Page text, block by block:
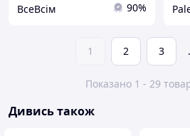
ВсеВсім 90%
1 2 3
Показано 1 - 29
Дивись також